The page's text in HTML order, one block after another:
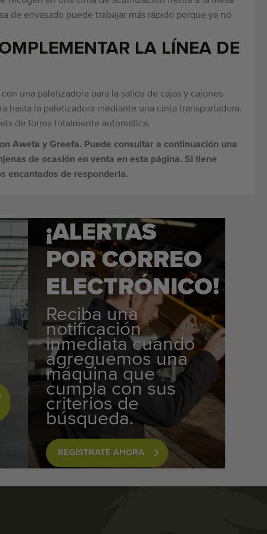
de envasado puede trabajar más rápido porque ya no
LA LÍNEA DE
una paletizadora para la salida de cajas y cajones
hasta la paletizadora mediante una cinta transportadora.
de forma totalmente automática.
Aweta y Greefa. Puede consultar a continuación una
de ocasión en venta en esta página. Si tiene
encantados de responderla.
¡ALERTAS
POR CORREO
ELECTRÓNICO!
Reciba una
notificación
inmediata cuando
agreguemos una
máquina que
cumpla con sus
criterios de
búsqueda.
REGÍSTRATE AHORA